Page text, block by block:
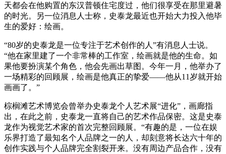
天都会在他购置的东汉普顿住宅度过，他们很享受在那里避暑
的时光。另一位消息人士称，史泰龙最近也开始大力投入他毕
生的爱好：绘画。
“80岁的史泰龙是一位专注于艺术创作的人”有消息人士说。
“他在家里建了一个非常棒的工作室，绘画就是他的生命。如
果他要扮演某个角色，他会先画出草图。今年一月，他举办了
一场精彩的回顾展，绘画是他真正的挚爱——他从11岁就开始
画画了。”
棕榈滩艺术博览会曾举办史泰龙个人艺术展“进化”，画廊指
出，在此之前，史泰龙一直将自己的艺术作品保密。这是史泰
龙作为视觉艺术家的首次完整回顾展。“有趣的是，一位在娱
乐界打造了最知名个人品牌之一的人，却刻意将长达六十年的
创作实践与个人品牌完全割裂开来。没有周边产品合作，没有